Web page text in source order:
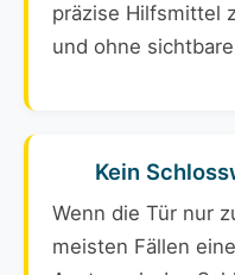
präzise Hilfsmittel
und ohne
Kein
Wenn die Tür nur
meisten Fällen